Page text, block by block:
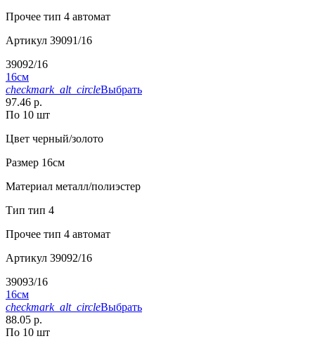
Прочее тип 4 автомат
Артикул 39091/16
39092/16
16см
checkmark_alt_circleВыбрать
97.46 р.
По 10 шт
Цвет черный/золото
Размер 16см
Материал металл/полиэстер
Тип тип 4
Прочее тип 4 автомат
Артикул 39092/16
39093/16
16см
checkmark_alt_circleВыбрать
88.05 р.
По 10 шт